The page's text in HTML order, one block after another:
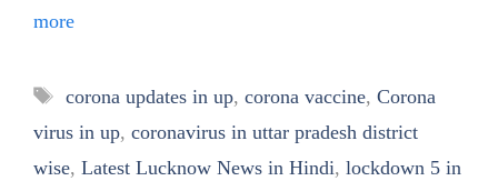
more
Tags
corona updates in up, corona vaccine, Corona
virus in up, coronavirus in uttar pradesh district
wise, Latest Lucknow News in Hindi, lockdown 5 in